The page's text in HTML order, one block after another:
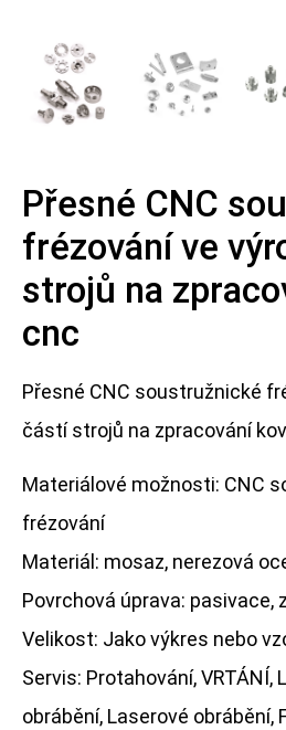
Přesné CNC
frézování ve
strojů na
cnc
Přesné CNC soustružnické
částí strojů na zpracování
Materiálové možnosti: CNC
frézování
Materiál: mosaz, nerezová
Povrchová úprava: pasivace,
Velikost: Jako výkres nebo
Servis: Protahování, VRTÁNÍ,
obrábění, Laserové obrábění,